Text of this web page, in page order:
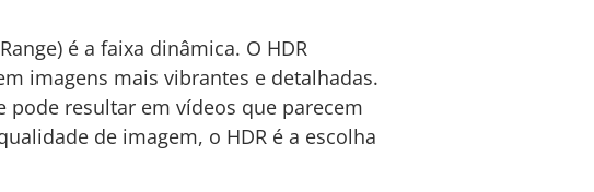
é a faixa dinâmica. O HDR
imagens mais vibrantes e detalhadas.
pode resultar em vídeos que parecem
de imagem, o HDR é a escolha